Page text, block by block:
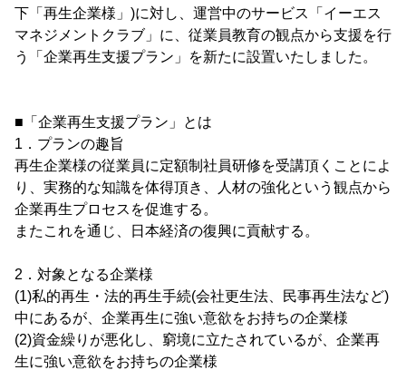
下「再生企業様」)に対し、運営中のサービス「イーエス
マネジメントクラブ」に、従業員教育の観点から支援を行
う「企業再生支援プラン」を新たに設置いたしました。
■「企業再生支援プラン」とは
1．プランの趣旨
再生企業様の従業員に定額制社員研修を受講頂くことによ
り、実務的な知識を体得頂き、人材の強化という観点から
企業再生プロセスを促進する。
またこれを通じ、日本経済の復興に貢献する。
2．対象となる企業様
(1)私的再生・法的再生手続(会社更生法、民事再生法など)
中にあるが、企業再生に強い意欲をお持ちの企業様
(2)資金繰りが悪化し、窮境に立たされているが、企業再
生に強い意欲をお持ちの企業様